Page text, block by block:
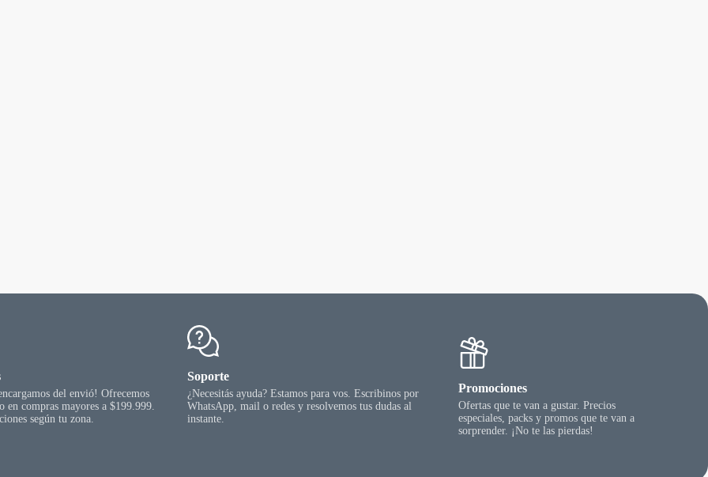
del envió! Ofrecemos
en compras mayores a $199.999.
según tu zona.
Soporte
¿Necesitás ayuda? Estamos para vos. Escribinos por
WhatsApp, mail o redes y resolvemos tus dudas al
instante.
Promociones
Ofertas que te van a gustar. Precios
especiales, packs y promos que te van a
sorprender. ¡No te las pierdas!